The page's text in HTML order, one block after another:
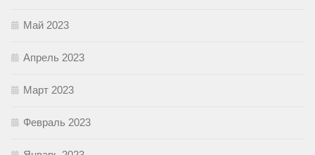
Май 2023
Апрель 2023
Март 2023
Февраль 2023